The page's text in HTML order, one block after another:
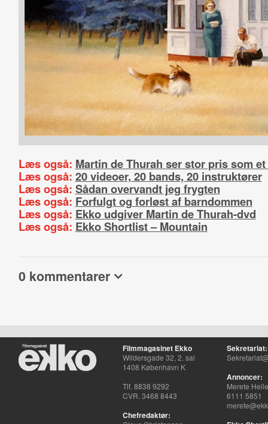
Læs også: Martin de Thurah ser stor pris som
Læs også: 20 videoer, 20 bands, 20 instruktører
Læs også: Sådan overvandt jeg frygten
Læs også: Forfulgt og forløst af barndommen
Læs også: Ekko udgiver Martin de Thurah-dvd
Læs også: Ekko Shortlist – Mountain
0 kommentarer
Filmmagasinet Ekko
Wildersgade 32, 2. sal
1408 København K
Tlf. 8838 9292
CVR. 3468 8443
Chefredaktør:
Sekretariat:
Annoncer:
Merete
6111 5851